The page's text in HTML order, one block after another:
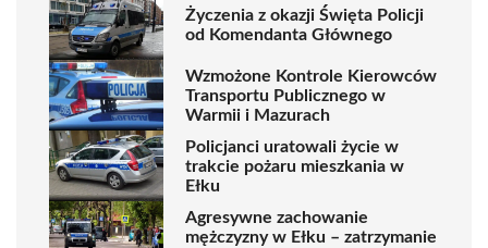
Życzenia z okazji Święta Policji
od Komendanta Głównego
Wzmożone Kontrole Kierowców
Transportu Publicznego w
Warmii i Mazurach
Policjanci uratowali życie w
trakcie pożaru mieszkania w
Ełku
Agresywne zachowanie
mężczyzny w Ełku – zatrzymanie